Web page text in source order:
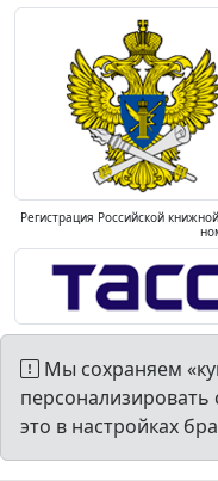
Регистрация Российской
Мы сохраняем
персонализировать
это в настройках